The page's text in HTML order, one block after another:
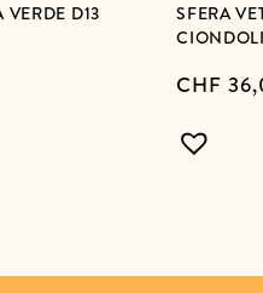
VERDE D13
SFERA
CHF